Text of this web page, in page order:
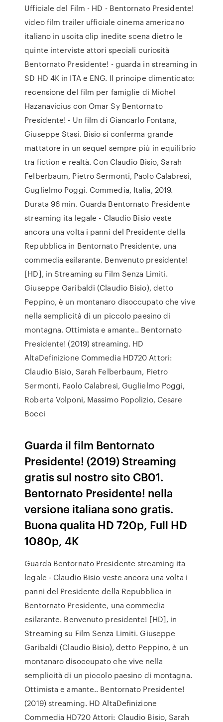
Ufficiale del Film - HD - Bentornato Presidente!
video film trailer ufficiale cinema americano
italiano in uscita clip inedite scena dietro le
quinte interviste attori speciali curiosità
Bentornato Presidente! - guarda in streaming in
SD HD 4K in ITA e ENG. Il principe dimenticato:
recensione del film per famiglie di Michel
Hazanavicius con Omar Sy Bentornato
Presidente! - Un film di Giancarlo Fontana,
Giuseppe Stasi. Bisio si conferma grande
mattatore in un sequel sempre più in equilibrio
tra fiction e realtà. Con Claudio Bisio, Sarah
Felberbaum, Pietro Sermonti, Paolo Calabresi,
Guglielmo Poggi. Commedia, Italia, 2019.
Durata 96 min. Guarda Bentornato Presidente
streaming ita legale - Claudio Bisio veste
ancora una volta i panni del Presidente della
Repubblica in Bentornato Presidente, una
commedia esilarante. Benvenuto presidente!
[HD], in Streaming su Film Senza Limiti.
Giuseppe Garibaldi (Claudio Bisio), detto
Peppino, è un montanaro disoccupato che vive
nella semplicità di un piccolo paesino di
montagna. Ottimista e amante.. Bentornato
Presidente! (2019) streaming. HD
AltaDefinizione Commedia HD720 Attori:
Claudio Bisio, Sarah Felberbaum, Pietro
Sermonti, Paolo Calabresi, Guglielmo Poggi,
Roberta Volponi, Massimo Popolizio, Cesare
Bocci
Guarda il film Bentornato
Presidente! (2019) Streaming
gratis sul nostro sito CB01.
Bentornato Presidente! nella
versione italiana sono gratis.
Buona qualita HD 720p, Full HD
1080p, 4K
Guarda Bentornato Presidente streaming ita
legale - Claudio Bisio veste ancora una volta i
panni del Presidente della Repubblica in
Bentornato Presidente, una commedia
esilarante. Benvenuto presidente! [HD], in
Streaming su Film Senza Limiti. Giuseppe
Garibaldi (Claudio Bisio), detto Peppino, è un
montanaro disoccupato che vive nella
semplicità di un piccolo paesino di montagna.
Ottimista e amante.. Bentornato Presidente!
(2019) streaming. HD AltaDefinizione
Commedia HD720 Attori: Claudio Bisio, Sarah